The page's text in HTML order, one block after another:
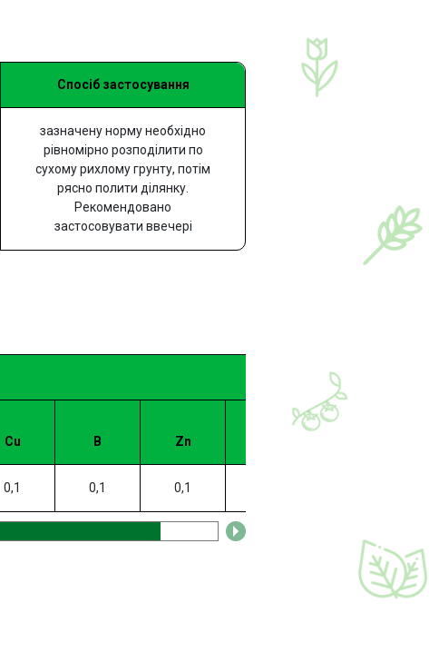
Спосіб застосування
зазначену норму необхідно
рівномірно розподілити по
сухому рихлому грунту, потім
рясно полити ділянку.
Рекомендовано
застосовувати ввечері
Cu B Zn
0,1 0,1 0,1